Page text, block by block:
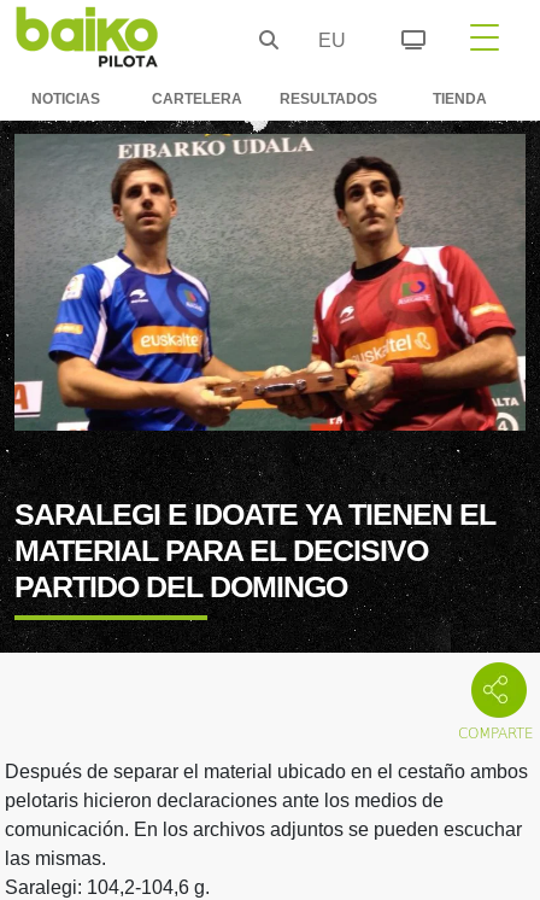
EU
NOTICIAS CARTELERA RESULTADOS TIENDA
SARALEGI E IDOATE YA TIENEN EL
MATERIAL PARA EL DECISIVO
PARTIDO DEL DOMINGO
Después de separar el material ubicado en el cestaño ambos
pelotaris hicieron declaraciones ante los medios de
comunicación. En los archivos adjuntos se pueden escuchar
las mismas.
Saralegi: 104,2-104,6 g.